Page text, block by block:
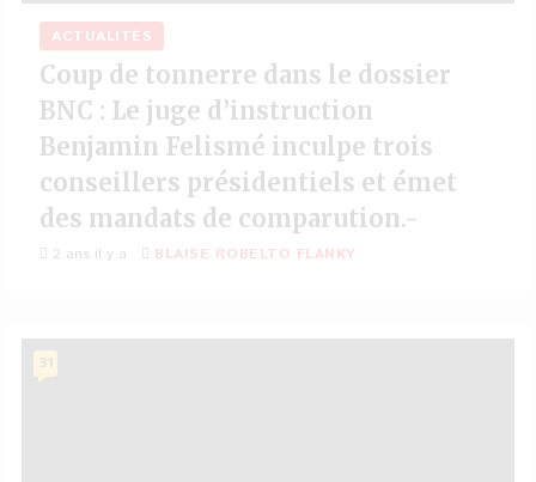
ACTUALITÉS
Coup de tonnerre dans le dossier
BNC : Le juge d’instruction
Benjamin Felismé inculpe trois
conseillers présidentiels et émet
des mandats de comparution.-
2 ans il y a BLAISE ROBELTO FLANKY
31